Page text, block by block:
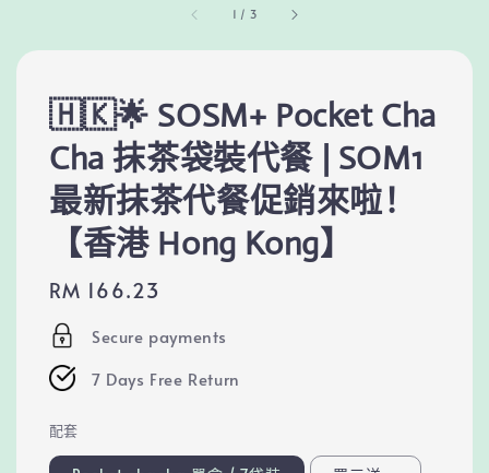
1 / 3
🇭🇰🌟 SOSM+ Pocket Cha
Cha 抹茶袋裝代餐 | SOM1
最新抹茶代餐促銷來啦！
【香港 Hong Kong】
Regular
price
RM 166.23
Secure payments
7 Days Free Return
配套